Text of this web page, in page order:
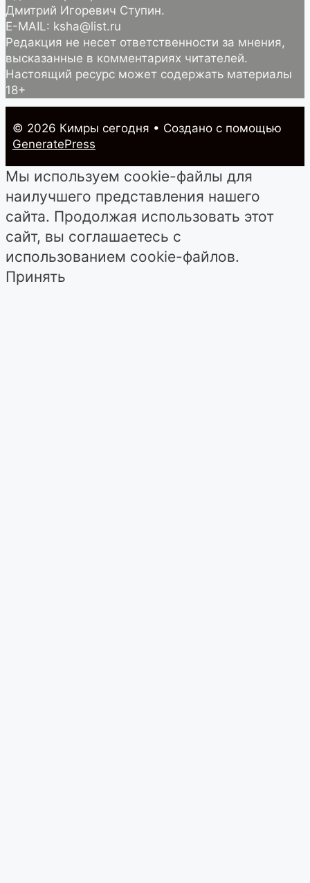
Дмитрий Игоревич Ступин.
E-MAIL: ksha@list.ru
Редакция не несет ответственности за мнения,
высказанные в комментариях читателей.
Настоящий ресурс может содержать материалы
18+
© 2026 Кимры cегодня • Создано с помощью
GeneratePress
Мы используем cookie-файлы для
наилучшего представления нашего
сайта. Продолжая использовать этот
сайт, вы соглашаетесь с
использованием cookie-файлов.
Принять